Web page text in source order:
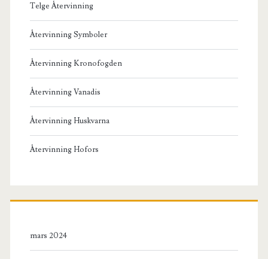
Telge Återvinning
Återvinning Symboler
Återvinning Kronofogden
Återvinning Vanadis
Återvinning Huskvarna
Återvinning Hofors
mars 2024